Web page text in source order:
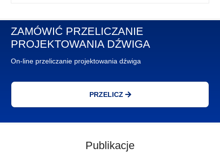
ZAMÓWIĆ PRZELICZANIE
PROJEKTOWANIA DŹWIGA
On-line przeliczanie projektowania dźwiga
PRZELICZ
Publikacje